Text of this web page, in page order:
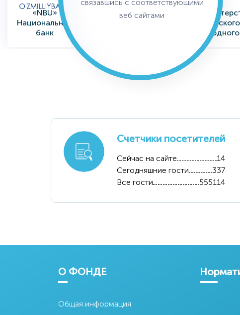
«NBU»
Национальный
банк
внешнеэкономич
"INFINBANK"
водного
хозяйства
Акционерное
Узагролизинг
АК
связавшись с соответствующими
веб сайтами
Счетчики посетителей
Сейчас на сайте
14
Сегодняшние гости
337
Все гости
555114
О ФОНДЕ
Общая информация